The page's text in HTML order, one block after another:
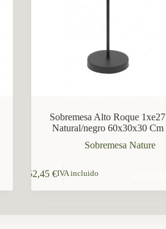
Sobremesa Alto Roque 1xe27
Natural/negro 60x30x30 Cm
Sobremesa Nature
52,45€IVA incluido